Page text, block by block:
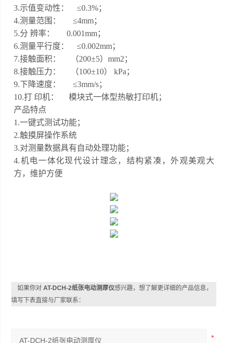
3.示值变动性： ≤0.3%；
4.测量范围： ≤4mm；
5.分 辨率： 0.001mm；
6.测量平行度： ≤0.002mm；
7.接触面积： （200±5）mm2；
8.接触压力： （100±10） kPa；
9.下降速度： ≤3mm/s；
10.打 印机： 模块式一体型热敏打印机；
产品特点
1.一键式测试功能；
2.触摸屏操作系统
3.对测量数据具有自动处理功能；
4.机电一体化现代设计理念，结构紧凑，外观美观大
方，维护方便
如果你对AT-DCH-2纸张电动测厚仪感兴趣，想了解更详细的产品信息，
填写下表直接与厂家联系：